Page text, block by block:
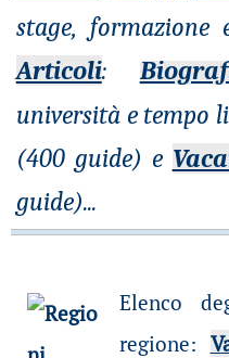
stage, formazione
Articoli:
università e tempo
(400 guide) e
guide)...
Elenco
regione: